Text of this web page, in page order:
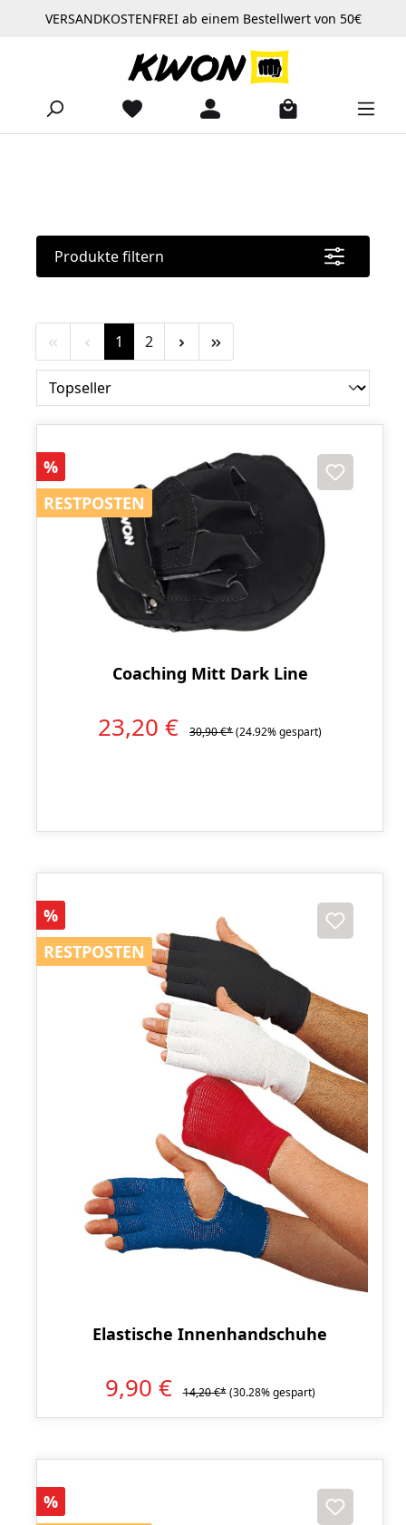
Zum Hauptinhalt springen
VERSANDKOSTENFREI ab einem Bestellwert von 50€
Produkte filtern
Seite
1 Seite
2
Rabatt
%
RESTPOSTEN
RESTPOSTEN
Coaching Mitt Dark Line
23,20 € 30,90 €*(24.92% gespart)
Rabatt
%
RESTPOSTEN
RESTPOSTEN
Elastische Innenhandschuhe
9,90 € 14,20 €* (30.28% gespart)
Rabatt
%